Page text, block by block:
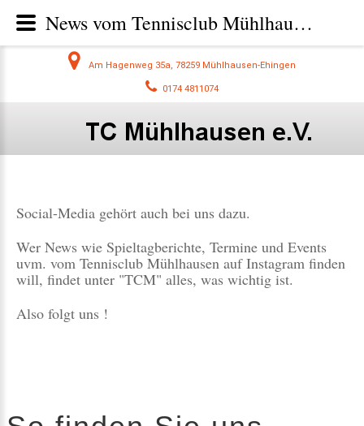
Am Hagenweg 35a, 78259 Mühlhausen-Ehingen
0174 4811074
Social-Media gehört auch bei uns dazu.
Wer News wie Spieltagberichte, Termine und Events
uvm. vom Tennisclub Mühlhausen auf Instagram finden
will, findet unter "TCM" alles, was wichtig ist.
Also folgt uns !
News vom Tennisclub Mühlhausen jetzt auch auf Instagram - Tennisclub Mühlhausen - Tennis im Hegau beim TC Mühlhausen